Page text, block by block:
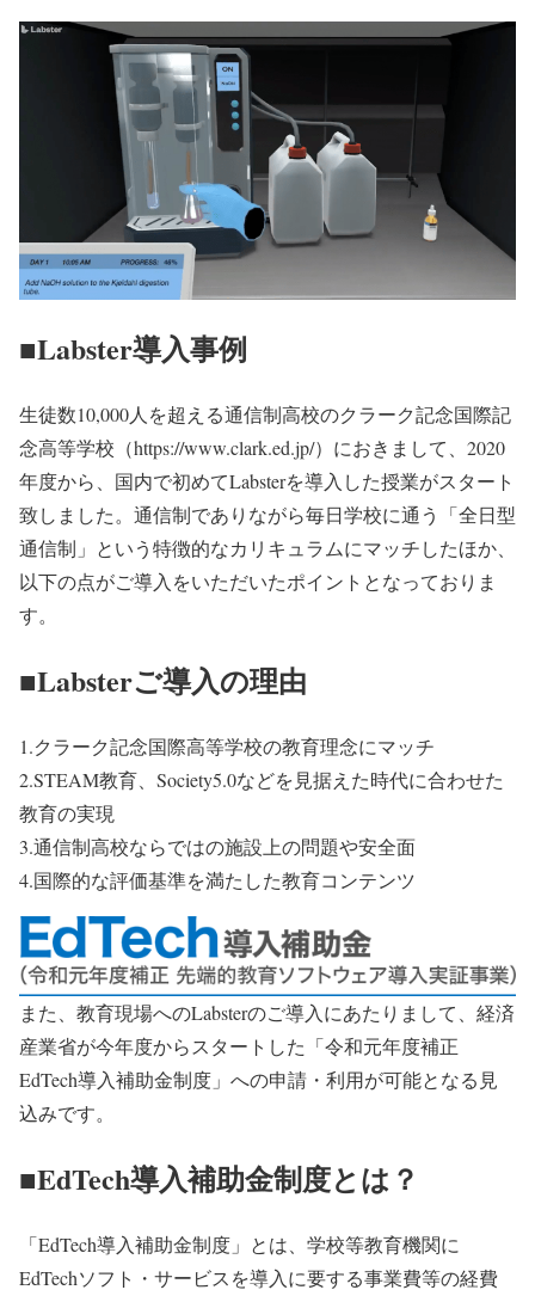
■Labster導入事例
生徒数10,000人を超える通信制高校のクラーク記念国際記
念高等学校（https://www.clark.ed.jp/）におきまして、2020
年度から、国内で初めてLabsterを導入した授業がスタート
致しました。通信制でありながら毎日学校に通う「全日型
通信制」という特徴的なカリキュラムにマッチしたほか、
以下の点がご導入をいただいたポイントとなっておりま
す。
■Labsterご導入の理由
1.クラーク記念国際高等学校の教育理念にマッチ
2.STEAM教育、Society5.0などを見据えた時代に合わせた
教育の実現
3.通信制高校ならではの施設上の問題や安全面
4.国際的な評価基準を満たした教育コンテンツ
また、教育現場へのLabsterのご導入にあたりまして、経済
産業省が今年度からスタートした「令和元年度補正
EdTech導入補助金制度」への申請・利用が可能となる見
込みです。
■EdTech導入補助金制度とは？
「EdTech導入補助金制度」とは、学校等教育機関に
EdTechソフト・サービスを導入に要する事業費等の経費